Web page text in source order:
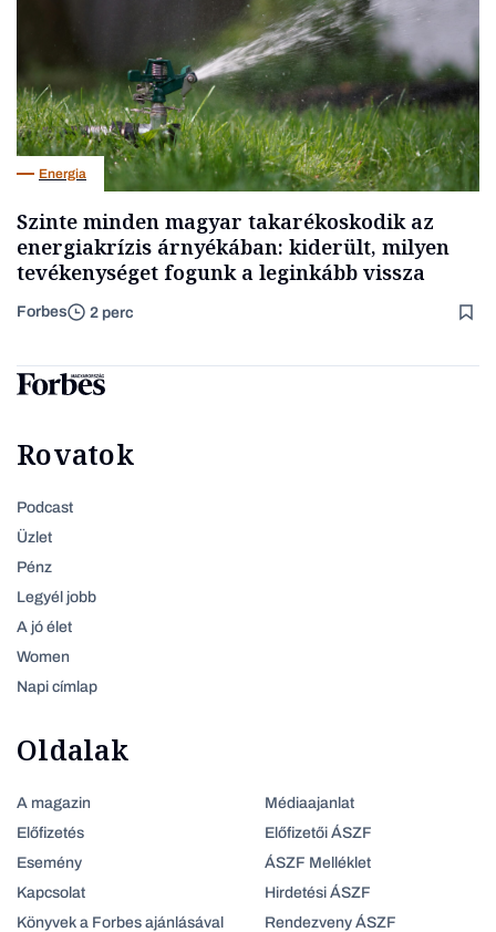
Energia
Szinte minden magyar takarékoskodik az
energiakrízis árnyékában: kiderült, milyen
tevékenységet fogunk a leginkább vissza
Forbes 2 perc
Rovatok
Podcast
Üzlet
Pénz
Legyél jobb
A jó élet
Women
Napi címlap
Oldalak
A magazin
Előfizetés
Esemény
Kapcsolat
Könyvek a Forbes ajánlásával
Médiaajanlat
Előfizetői ÁSZF
ÁSZF Melléklet
Hirdetési ÁSZF
Rendezveny ÁSZF